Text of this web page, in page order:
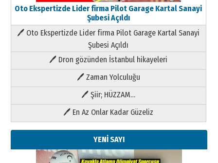
Oto Ekspertizde Lider firma Pilot Garage Kartal Sanayi
Şubesi Açıldı
🖊 Oto Ekspertizde Lider firma Pilot Garage Kartal Sanayi
Şubesi Açıldı
🖊 Dron gözünden İstanbul hikayeleri
🖊 Zaman Yolculuğu
🖊 Şiir; HÜZZAM…
🖊 En Az Onlar Kadar Güzeliz
YENİ SAYI